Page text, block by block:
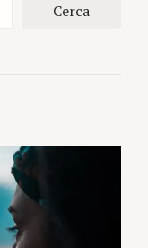
Cerca